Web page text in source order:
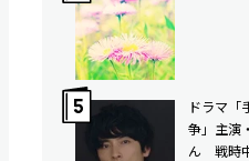
ドラマ「
争」主演
ん 戦時